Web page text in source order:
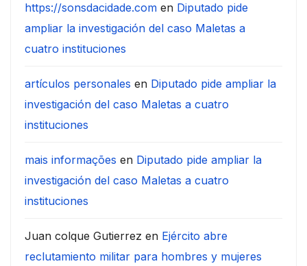
https://sonsdacidade.com en Diputado pide
ampliar la investigación del caso Maletas a
cuatro instituciones
artículos personales en Diputado pide ampliar la
investigación del caso Maletas a cuatro
instituciones
mais informações en Diputado pide ampliar la
investigación del caso Maletas a cuatro
instituciones
Juan colque Gutierrez en Ejército abre
reclutamiento militar para hombres y mujeres